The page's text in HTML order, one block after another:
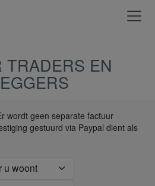
TRADERS EN
wordt geen separate factuur
gestuurd via Paypal dient als